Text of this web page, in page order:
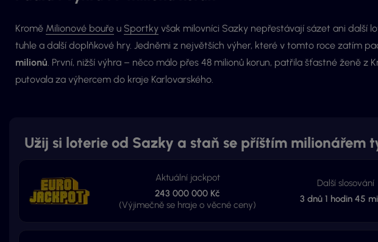
Kromě Milionové bouře u Sportky však milovníci Sazky nepřestávají sázet ani další
tuhle a další doplňkové hry. Jedněmi z největších výher, které v tomto roce zatím
milionů. První, nižší výhra – něco málo přes 48 milionů korun, patřila šťastné ženě z
putovala za výhercem do kraje Karlovarského.
Užij si loterie od Sazky a staň se příštím milionářem
Aktuální jackpot
243 000 000 Kč
(Výjimečně se hraje o věcné ceny)
Další slosování
3 dnů 1 hodin 45